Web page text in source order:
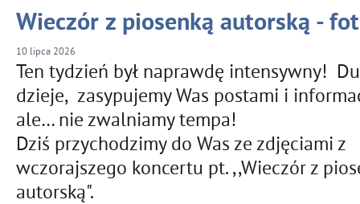
Wieczór z piosenką autorską -
10 lipca 2026
Ten tydzień był naprawdę intensywny!
dzieje, zasypujemy Was postami i
ale… nie zwalniamy tempa!
Dziś przychodzimy do Was ze zdjęciami z
wczorajszego koncertu pt. ,,Wieczór z
autorską".